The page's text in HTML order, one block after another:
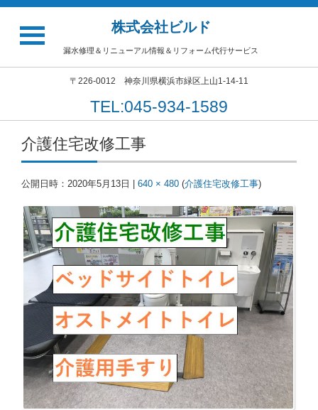
株式会社ビルド
漏水修理＆リニューアル情報＆リフォーム代行サービス
〒226-0012 神奈川県横浜市緑区上山1-14-11
TEL:045-934-1589
介護住宅改修工事
公開日時： 2020年5月13日 640 × 480 (介護住宅改修工事)